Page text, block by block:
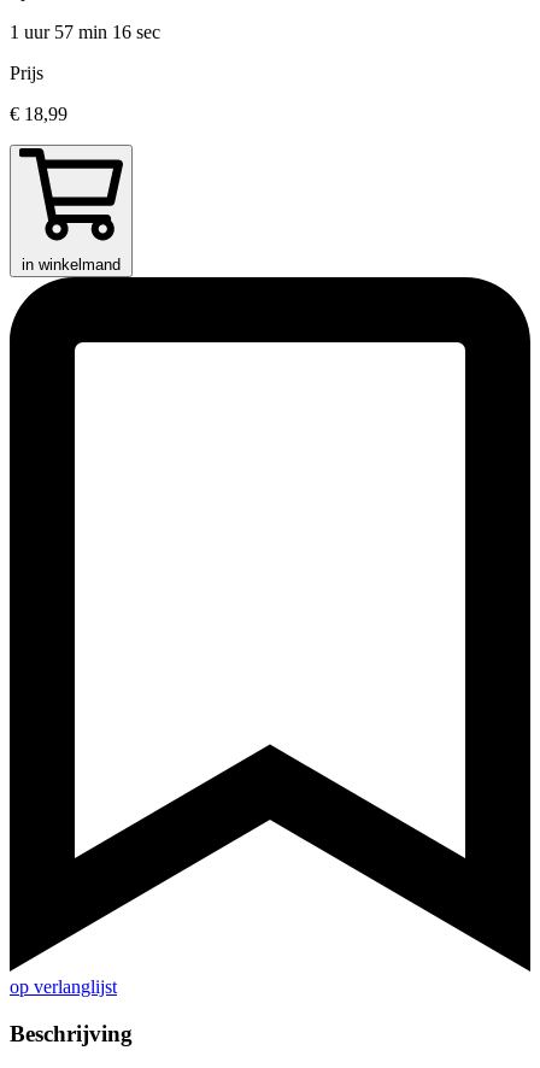
1 uur 57 min 16 sec
Prijs
€ 18,99
in winkelmand
op verlanglijst
Beschrijving